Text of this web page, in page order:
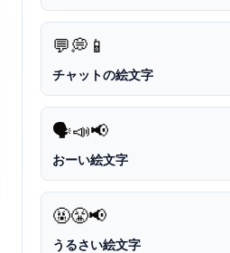
💬💭 📱
チャットの絵文字
🗣️📣📢
おーい絵文字
🤬😤📢
うるさい絵文字